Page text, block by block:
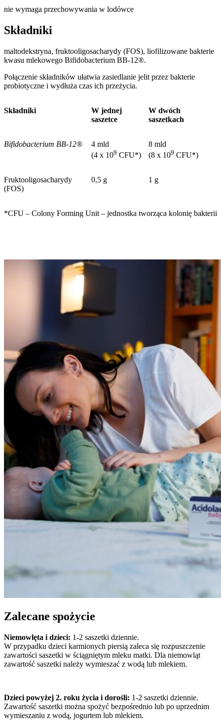
nie wymaga przechowywania w lodówce
Składniki
maltodekstryna, fruktooligosacharydy (FOS), liofilizowane bakterie
kwasu mlekowego Bifidobacterium BB-12®.
Połączenie składników ułatwia zasiedlanie jelit przez bakterie
probiotyczne i wydłuża czas ich przeżycia.
Składniki
W jednej
saszetce
W dwóch
saszetkach
Bifidobacterium BB-12®
4 mld
(4 x 109 CFU*)
8 mld
(8 x 109 CFU*)
Fruktooligosacharydy
(FOS)
0,5 g 1 g
*CFU – Colony Forming Unit – jednostka tworząca kolonię bakterii
Zalecane spożycie
Niemowlęta i dzieci: 1-2 saszetki dziennie.
W przypadku dzieci karmionych piersią zaleca się rozpuszczenie
zawartości saszetki w ściągniętym mleku matki. Dla niemowląt
zawartość saszetki należy wymieszać z wodą lub mlekiem.
Dzieci powyżej 2. roku życia i dorośli: 1-2 saszetki dziennie.
Zawartość saszetki można spożyć bezpośrednio lub po uprzednim
wymieszaniu z wodą, jogurtem lub mlekiem.